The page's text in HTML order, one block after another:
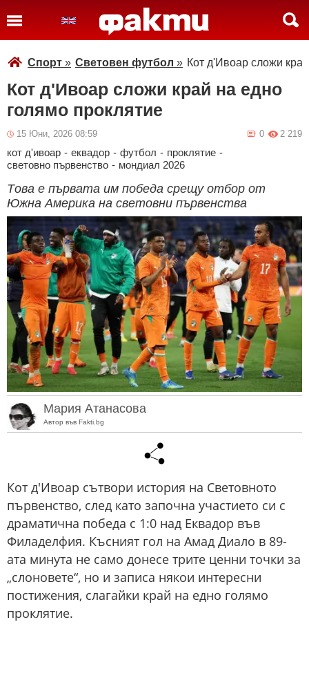
Спорт » Световен футбол » Кот д'Ивоар сложи
Кот д'Ивоар сложи край на едно
голямо проклятие
15 Юни, 2026 08:59 2 219
0
кот д'ивоар - еквадор - футбол - проклятие -
световно първенство - мондиал 2026
Tова е първата им победа срещу отбор от
Южна Америка на световни първенства
Мария Атанасова
Автор във Fakti.bg
Кот д'Ивоар сътвори история на Световното
първенство, след като започна участието си с
драматична победа с 1:0 над Еквадор във
Филаделфия. Късният гол на Амад Диало в 89-
ата минута не само донесе трите ценни точки за
„слоновете“, но и записа някои интересни
постижения, слагайки край на едно голямо
проклятие.